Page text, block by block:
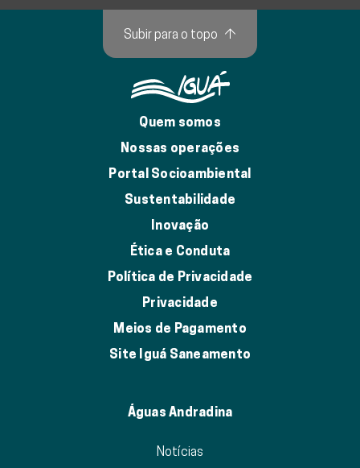
Quem somos
Nossas operações
Portal Socioambiental
Sustentabilidade
Inovação
Ética e Conduta
Política de Privacidade
Privacidade
Meios de Pagamento
Site Iguá Saneamento
Águas Andradina
Notícias
Subir para o topo ↑